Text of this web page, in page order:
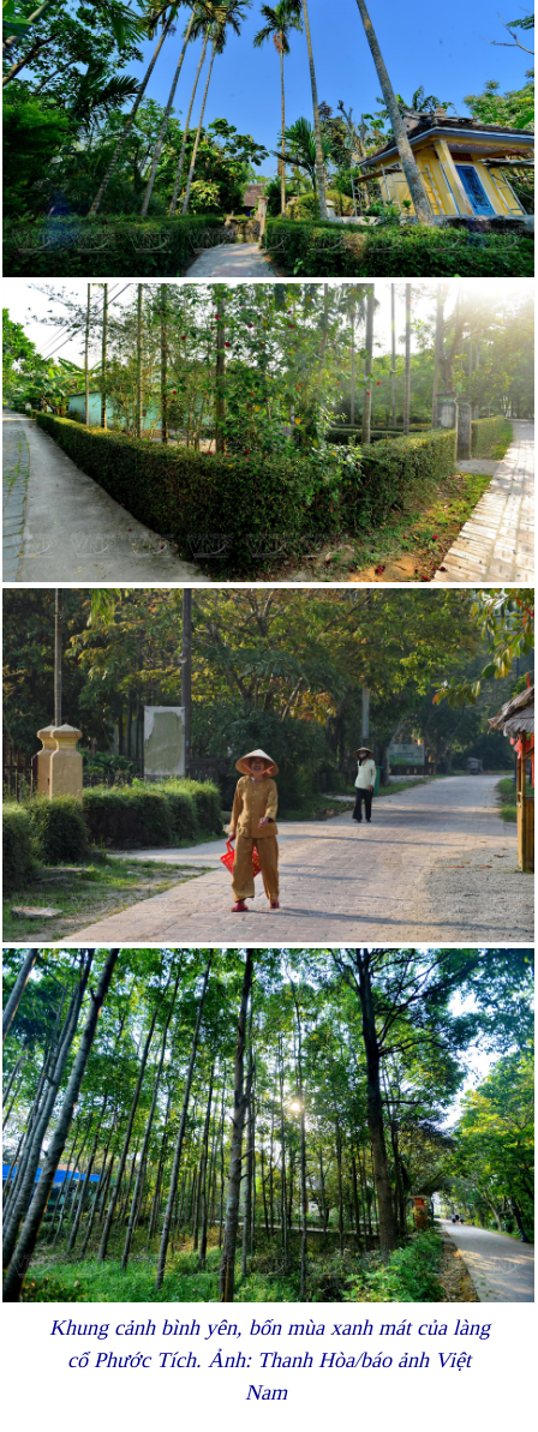
Khung cảnh bình yên, bốn mùa xanh mát của làng
cổ Phước Tích. Ảnh: Thanh Hòa/báo ảnh Việt
Nam